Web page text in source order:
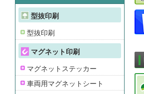
型抜印刷
型抜印刷
マグネット印刷
マグネットステッカー
車両用マグネットシート